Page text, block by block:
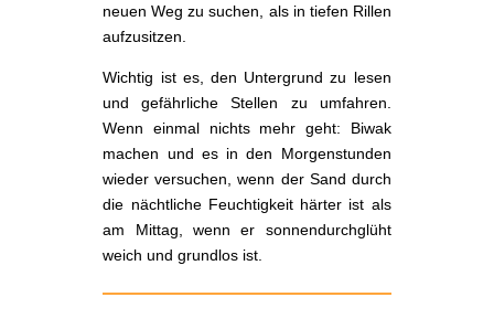
neuen Weg zu suchen, als in tiefen Rillen
aufzusitzen.
Wichtig ist es, den Untergrund zu lesen
und gefährliche Stellen zu umfahren.
Wenn einmal nichts mehr geht: Biwak
machen und es in den Morgenstunden
wieder versuchen, wenn der Sand durch
die nächtliche Feuchtigkeit härter ist als
am Mittag, wenn er sonnendurchglüht
weich und grundlos ist.